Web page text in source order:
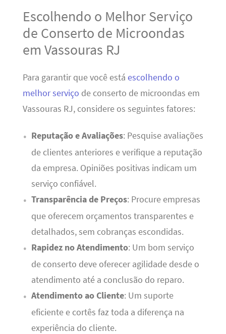
Escolhendo o Melhor Serviço
de Conserto de Microondas
em Vassouras RJ
Para garantir que você está escolhendo o
melhor serviço de conserto de microondas em
Vassouras RJ, considere os seguintes fatores:
Reputação e Avaliações: Pesquise avaliações
de clientes anteriores e verifique a reputação
da empresa. Opiniões positivas indicam um
serviço confiável.
Transparência de Preços: Procure empresas
que oferecem orçamentos transparentes e
detalhados, sem cobranças escondidas.
Rapidez no Atendimento: Um bom serviço
de conserto deve oferecer agilidade desde o
atendimento até a conclusão do reparo.
Atendimento ao Cliente: Um suporte
eficiente e cortês faz toda a diferença na
experiência do cliente.